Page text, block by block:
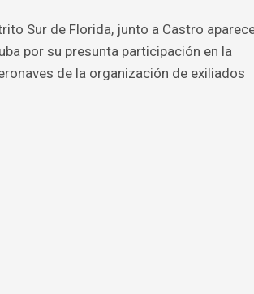
Sur de Florida, junto a Castro
por su presunta participación en la
de la organización de exiliados